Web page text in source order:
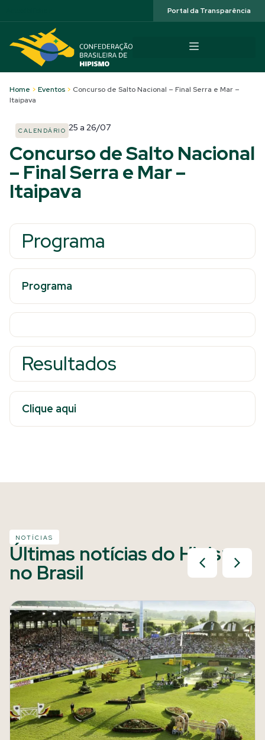
Portal da Transparência
Home > Eventos > Concurso de Salto Nacional – Final Serra e Mar –
Itaipava
CALENDÁRIO 25 a 26/07
Concurso de Salto Nacional
– Final Serra e Mar –
Itaipava
Programa
Programa
Resultados
Clique aqui
NOTÍCIAS
Últimas notícias do Hipismo
no Brasil